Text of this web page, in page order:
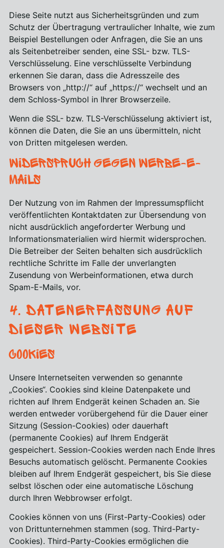
Diese Seite nutzt aus Sicherheitsgründen und zum
Schutz der Übertragung vertraulicher Inhalte, wie zum
Beispiel Bestellungen oder Anfragen, die Sie an uns
als Seitenbetreiber senden, eine SSL- bzw. TLS-
Verschlüsselung. Eine verschlüsselte Verbindung
erkennen Sie daran, dass die Adresszeile des
Browsers von „http://“ auf „https://“ wechselt und an
dem Schloss-Symbol in Ihrer Browserzeile.
Wenn die SSL- bzw. TLS-Verschlüsselung aktiviert ist,
können die Daten, die Sie an uns übermitteln, nicht
von Dritten mitgelesen werden.
Widerspruch gegen Werbe-E-
Mails
Der Nutzung von im Rahmen der Impressumspflicht
veröffentlichten Kontaktdaten zur Übersendung von
nicht ausdrücklich angeforderter Werbung und
Informationsmaterialien wird hiermit widersprochen.
Die Betreiber der Seiten behalten sich ausdrücklich
rechtliche Schritte im Falle der unverlangten
Zusendung von Werbeinformationen, etwa durch
Spam-E-Mails, vor.
4. Datenerfassung auf
dieser Website
Cookies
Unsere Internetseiten verwenden so genannte
„Cookies“. Cookies sind kleine Datenpakete und
richten auf Ihrem Endgerät keinen Schaden an. Sie
werden entweder vorübergehend für die Dauer einer
Sitzung (Session-Cookies) oder dauerhaft
(permanente Cookies) auf Ihrem Endgerät
gespeichert. Session-Cookies werden nach Ende Ihres
Besuchs automatisch gelöscht. Permanente Cookies
bleiben auf Ihrem Endgerät gespeichert, bis Sie diese
selbst löschen oder eine automatische Löschung
durch Ihren Webbrowser erfolgt.
Cookies können von uns (First-Party-Cookies) oder
von Drittunternehmen stammen (sog. Third-Party-
Cookies). Third-Party-Cookies ermöglichen die